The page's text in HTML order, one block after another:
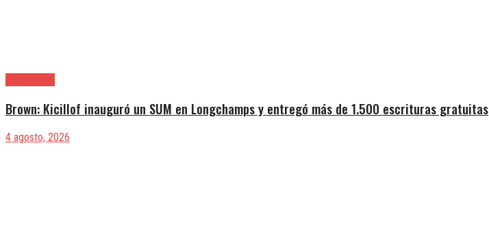
Brown: Kicillof inauguró un SUM en Longchamps y entregó más de 1.500 escrituras gratuitas
4 agosto, 2026